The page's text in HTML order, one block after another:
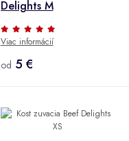
Delights M
Viac informácií
od 5 €